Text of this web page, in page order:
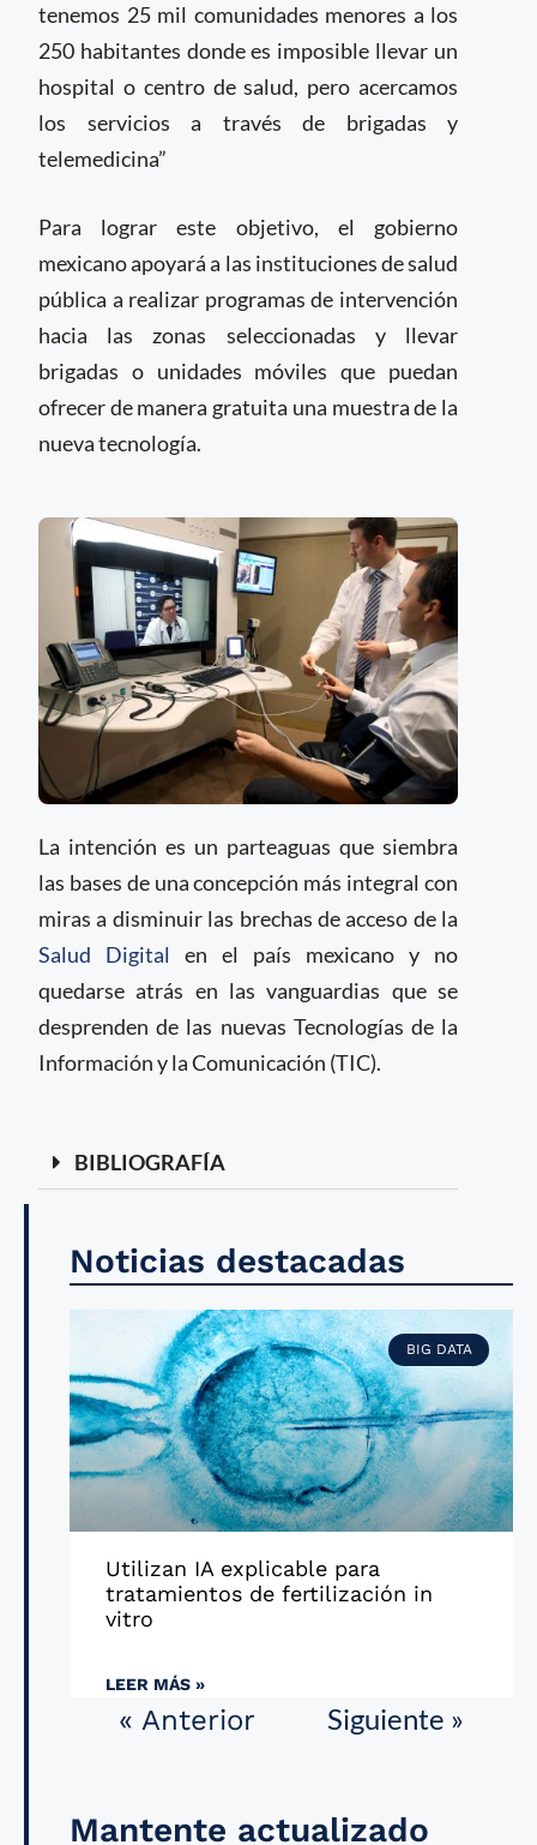
tenemos 25 mil comunidades menores a los
250 habitantes donde es imposible llevar un
hospital o centro de salud, pero acercamos
los servicios a través de brigadas y
telemedicina”
Para lograr este objetivo, el gobierno
mexicano apoyará a las instituciones de salud
pública a realizar programas de intervención
hacia las zonas seleccionadas y llevar
brigadas o unidades móviles que puedan
ofrecer de manera gratuita una muestra de la
nueva tecnología.
La intención es un parteaguas que siembra
las bases de una concepción más integral con
miras a disminuir las brechas de acceso de la
Salud Digital en el país mexicano y no
quedarse atrás en las vanguardias que se
desprenden de las nuevas Tecnologías de la
Información y la Comunicación (TIC).
BIBLIOGRAFÍA
Noticias destacadas
BIG DATA
Utilizan IA explicable para
tratamientos de fertilización in
vitro
LEER MÁS »
« Anterior Siguiente »
Mantente actualizado